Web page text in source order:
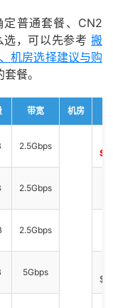
普通套餐、CN2
，可以先参考 搬
机房选择建议与购
餐。
带宽 机房
2.5Gbps
2.5Gbps
2.5Gbps
5Gbps